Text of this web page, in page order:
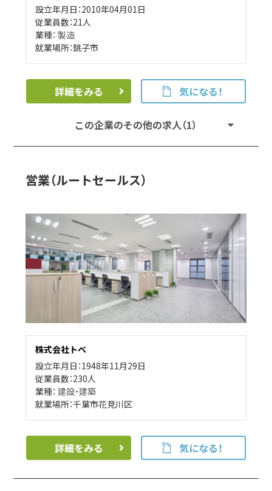
設立年月日：2010年04月01日
従業員数：21人
業種：製造
就業場所：銚子市
詳細をみる 気になる！
この企業のその他の求人（1）
営業（ルートセールス）
株式会社トベ
設立年月日：1948年11月29日
従業員数：230人
業種：建設・建築
就業場所：千葉市花見川区
詳細をみる 気になる！